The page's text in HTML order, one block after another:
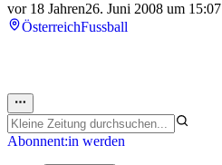
vor 18 Jahren26. Juni 2008 um 15:07
ÖsterreichFussball
Abonnent:in werden